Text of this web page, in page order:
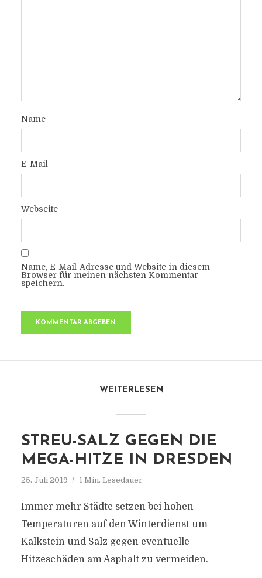
Name
E-Mail
Webseite
Name, E-Mail-Adresse und Website in diesem
Browser für meinen nächsten Kommentar
speichern.
WEITERLESEN
STREU-SALZ GEGEN DIE
MEGA-HITZE IN DRESDEN
25. Juli 2019 1 Min. Lesedauer
Immer mehr Städte setzen bei hohen
Temperaturen auf den Winterdienst um
Kalkstein und Salz gegen eventuelle
Hitzeschäden am Asphalt zu vermeiden.